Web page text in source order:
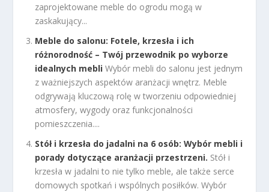
zaprojektowane meble do ogrodu mogą w
zaskakujący...
Meble do salonu: Fotele, krzesła i ich
różnorodność – Twój przewodnik po wyborze
idealnych mebli Wybór mebli do salonu jest jednym
z ważniejszych aspektów aranżacji wnętrz. Meble
odgrywają kluczową rolę w tworzeniu odpowiedniej
atmosfery, wygody oraz funkcjonalności
pomieszczenia....
Stół i krzesła do jadalni na 6 osób: Wybór mebli i
porady dotyczące aranżacji przestrzeni. Stół i
krzesła w jadalni to nie tylko meble, ale także serce
domowych spotkań i wspólnych posiłków. Wybór